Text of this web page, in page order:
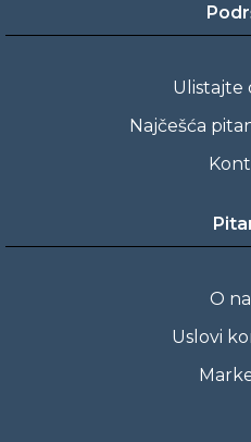
Ulistajte
Najčešća
O
Uslovi